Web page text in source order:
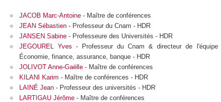
JACOB Marc-Antoine - Maître de conférences
JEAN Sébastien - Professeur du Cnam - HDR
JANSEN Sabine - Professeure des Universités - HDR
JEGOUREL Yves - Professeur du Cnam & directeur de l'équipe
Économie, finance, assurance, banque - HDR
JOLIVOT Anne-Gaëlle - Maître de conférences
KILANI Karim - Maître de conférences - HDR
LAINÉ Jean - Professeur des universités - HDR
LARTIGAU Jérôme - Maître de conférences